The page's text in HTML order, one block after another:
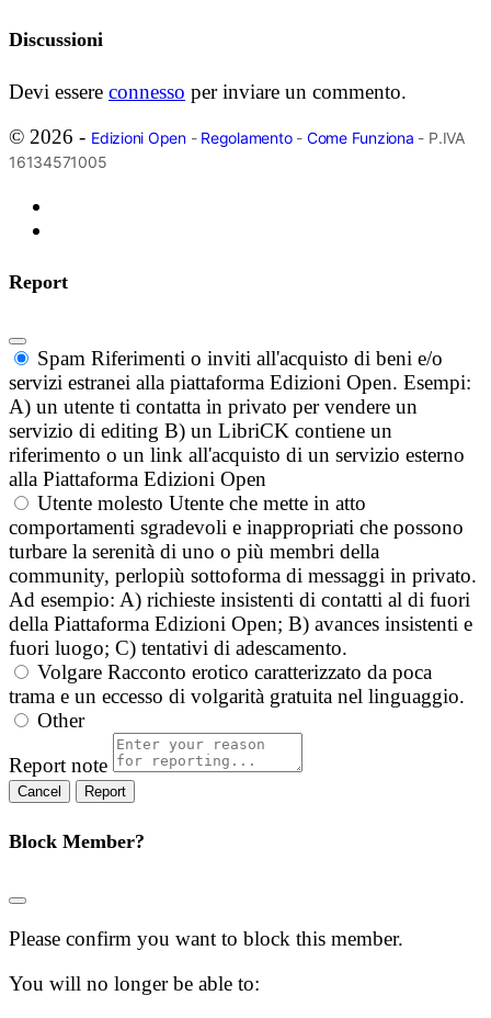
Discussioni
Devi essere connesso per inviare un commento.
© 2026 - Edizioni Open- Regolamento- Come Funziona - P.IVA
16134571005
Report
Spam Riferimenti o inviti all'acquisto di beni e/o
servizi estranei alla piattaforma Edizioni Open. Esempi:
A) un utente ti contatta in privato per vendere un
servizio di editing B) un LibriCK contiene un
riferimento o un link all'acquisto di un servizio esterno
alla Piattaforma Edizioni Open
Utente molesto Utente che mette in atto
comportamenti sgradevoli e inappropriati che possono
turbare la serenità di uno o più membri della
community, perlopiù sottoforma di messaggi in privato.
Ad esempio: A) richieste insistenti di contatti al di fuori
della Piattaforma Edizioni Open; B) avances insistenti e
fuori luogo; C) tentativi di adescamento.
Volgare Racconto erotico caratterizzato da poca
trama e un eccesso di volgarità gratuita nel linguaggio.
Other
Report note
Report
Block Member?
Please confirm you want to block this member.
You will no longer be able to: